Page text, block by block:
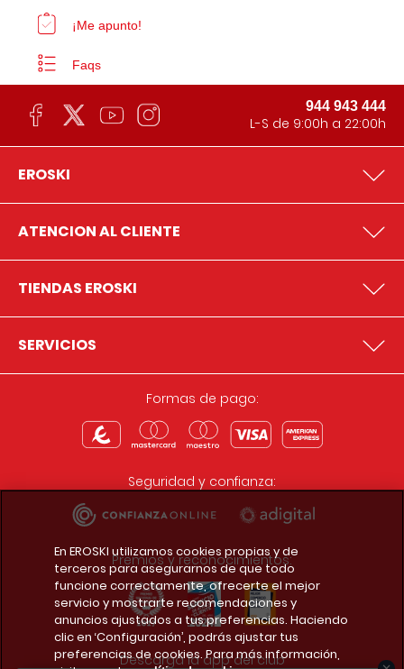
¡Me apunto!
Faqs
944 943 444
L-S de 9:00h a 22:00h
EROSKI
ATENCION AL CLIENTE
TIENDAS EROSKI
SERVICIOS
Formas de pago:
Seguridad y confianza:
Premios y reconocimientos:
Descarga la app del club
En EROSKI utilizamos cookies propias y de
terceros para asegurarnos de que todo
funcione correctamente, ofrecerte el mejor
servicio y mostrarte recomendaciones y
anuncios ajustados a tus preferencias. Haciendo
clic en ‘Configuración’, podrás ajustar tus
preferencias de cookies. Para más información,